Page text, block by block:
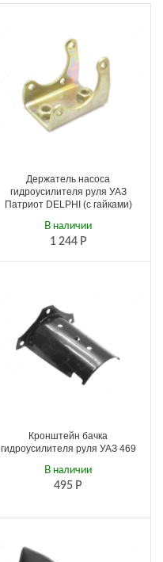
Держатель насоса
гидроусилителя руля УАЗ
Патриот DELPHI (с гайками)
1 244 Р
В наличии
Кронштейн бачка
гидроусилителя руля УАЗ 469
495 Р
В наличии